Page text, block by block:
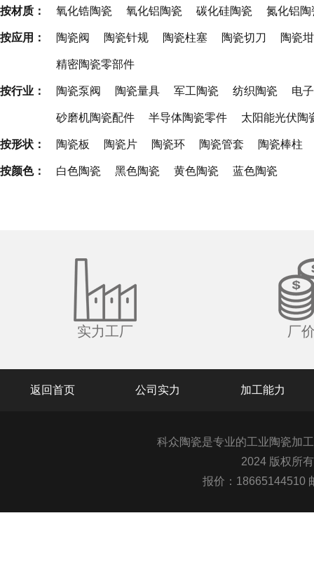
按材质： 氧化锆陶瓷 氧化铝陶瓷 碳化硅陶瓷 氮化铝陶
按应用： 陶瓷阀 陶瓷针规 陶瓷柱塞 陶瓷切刀 陶瓷
精密陶瓷零部件
按行业： 陶瓷泵阀 陶瓷量具 军工陶瓷 纺织陶瓷 电
砂磨机陶瓷配件 半导体陶瓷零件 太阳能光伏陶
按形状： 陶瓷板 陶瓷片 陶瓷环 陶瓷管套 陶瓷棒柱
按颜色： 白色陶瓷 黑色陶瓷 黄色陶瓷 蓝色陶瓷
实力工厂 厂
返回首页 公司实力 加工能力
科众陶瓷是专业的工业陶瓷加
2024 版权所
报价：18665144510